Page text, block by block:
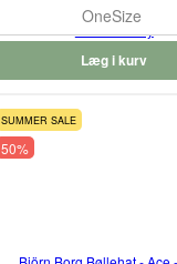
OneSize
Læg i kurv
SUMMER SALE
50%